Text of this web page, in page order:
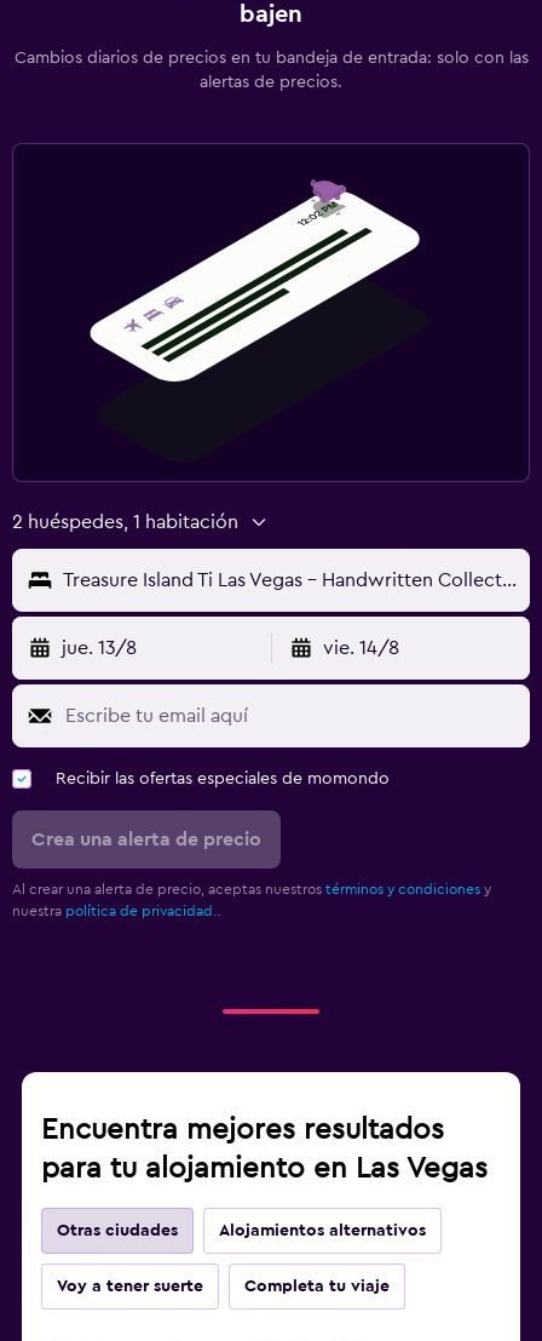
bajen
Cambios diarios de precios en tu bandeja de entrada: solo con las
alertas de precios.
2 huéspedes, 1 habitación
Treasure Island Ti Las Vegas - Handwritten Collection
jue. 13/8 vie. 14/8
Recibir las ofertas especiales de momondo
Crea una alerta de precio
Al crear una alerta de precio, aceptas nuestros términos y condiciones y
nuestra política de privacidad.
Encuentra mejores resultados
para tu alojamiento en Las Vegas
Otras ciudades Alojamientos alternativos
Voy a tener suerte Completa tu viaje